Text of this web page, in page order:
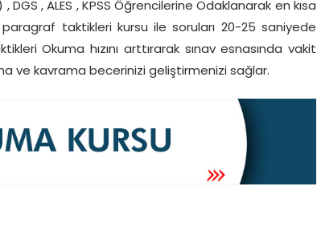
, DGS , ALES , KPSS Öğrencilerine Odaklanarak en kısa
taktikleri kursu ile soruları 20-25 saniyede
Okuma hızını arttırarak sınav esnasında vakit
ve kavrama becerinizi geliştirmenizi sağlar.